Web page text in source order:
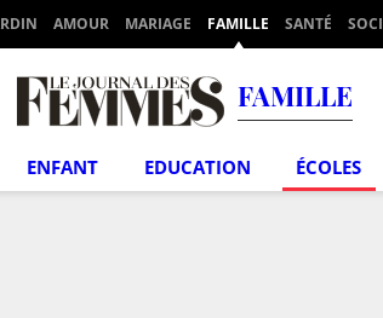
AMOUR MARIAGE FAMILLE SANTÉ
FAMILLE
ENFANT EDUCATION ÉCOLES